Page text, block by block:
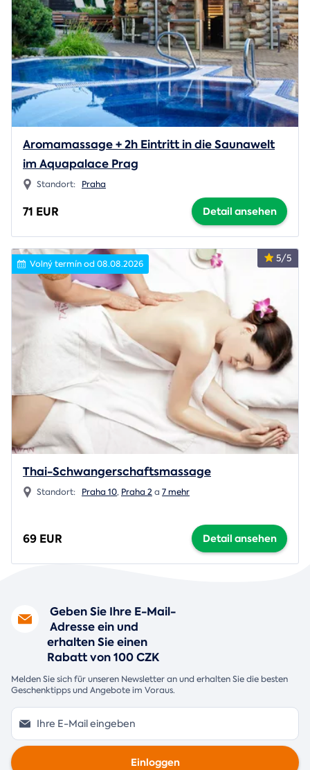
Aromamassage + 2h Eintritt in die Saunawelt
im Aquapalace Prag
Standort: Praha
71 EUR Detail ansehen
5/5
Volný termín od 08.08.2026
Thai-Schwangerschaftsmassage
Standort: Praha 10, Praha 2 a 7 mehr
69 EUR Detail ansehen
Geben Sie Ihre E-Mail-
Adresse ein und
erhalten Sie einen
Rabatt von 100 CZK
Melden Sie sich für unseren Newsletter an und erhalten Sie die besten
Geschenktipps und Angebote im Voraus.
Einloggen